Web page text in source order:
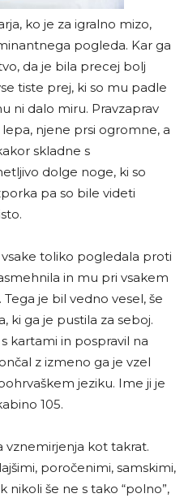
ko je za igralno mizo,
pogleda. Kar ga
da je bila precej bolj
tiste prej, ki so mu padle
ni dalo miru. Pravzaprav
njene prsi ogromne, a
skladne s
dolge noge, ki so
pa so bile videti
toliko pogledala proti
in mu pri vsakem
je bil vedno vesel, še
ki ga je pustila za seboj.
kartami in pospravil na
z izmeno ga je vzel
jeziku. Ime ji je
105.
kot takrat.
poročenimi, samskimi,
nikoli še ne s tako “polno”,